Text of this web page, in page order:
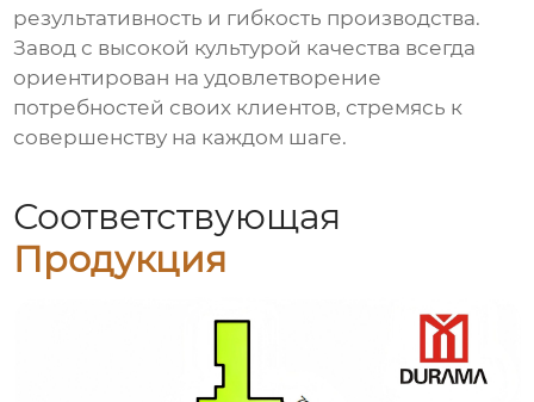
результативность и гибкость производства.
Завод с высокой культурой качества всегда
ориентирован на удовлетворение
потребностей своих клиентов, стремясь к
совершенству на каждом шаге.
Соответствующая
Продукция